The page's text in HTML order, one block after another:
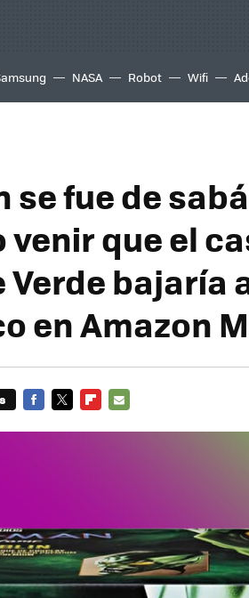
NASA Robot Wifi
se fue de
venir que el
Verde bajaría
en Amazon